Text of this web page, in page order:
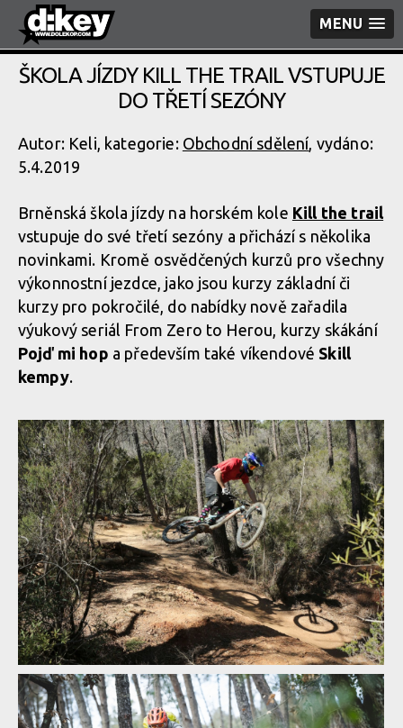
MENU
ŠKOLA JÍZDY KILL THE TRAIL VSTUPUJE
DO TŘETÍ SEZÓNY
Autor: Keli, kategorie: Obchodní sdělení, vydáno:
5.4.2019
Brněnská škola jízdy na horském kole Kill the trail
vstupuje do své třetí sezóny a přichází s několika
novinkami. Kromě osvědčených kurzů pro všechny
výkonnostní jezdce, jako jsou kurzy základní či
kurzy pro pokročilé, do nabídky nově zařadila
výukový seriál From Zero to Herou, kurzy skákání
Pojď mi hop a především také víkendové Skill
kempy.
Kill the Trail vstupuje do třetí sezóny